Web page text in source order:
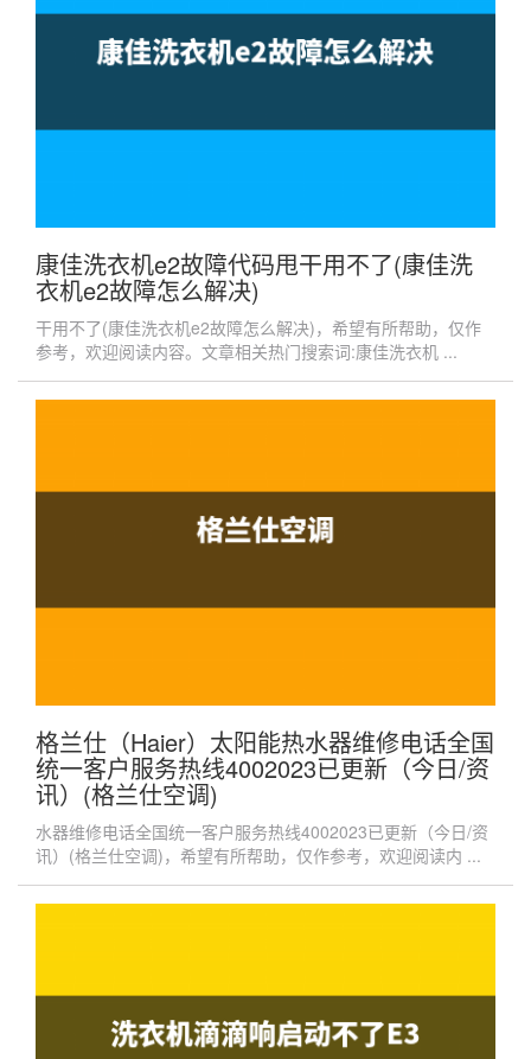
康佳洗衣机e2故障代码甩干用不了(康佳洗
衣机e2故障怎么解决)
干用不了(康佳洗衣机e2故障怎么解决)，希望有所帮助，仅作
参考，欢迎阅读内容。文章相关热门搜索词:康佳洗衣机 ...
格兰仕（Haier）太阳能热水器维修电话全国
统一客户服务热线4002023已更新（今日/资
讯）(格兰仕空调)
水器维修电话全国统一客户服务热线4002023已更新（今日/资
讯）(格兰仕空调)，希望有所帮助，仅作参考，欢迎阅读内 ...